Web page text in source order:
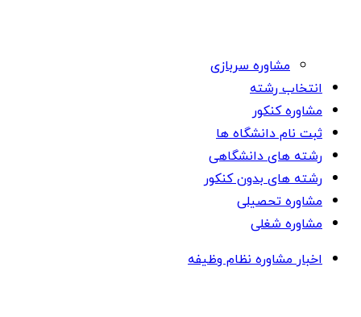
مشاوره سربازی
انتخاب رشته
مشاوره کنکور
ثبت نام دانشگاه ها
رشته های دانشگاهی
رشته های بدون کنکور
مشاوره تحصیلی
مشاوره شغلی
اخبار مشاوره نظام وظیفه